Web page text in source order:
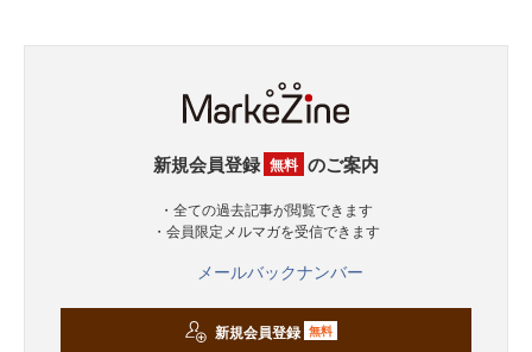
新規会員登録 無料 のご案内
・全ての過去記事が閲覧できます
・会員限定メルマガを受信できます
メールバックナンバー
新規会員登録 無料